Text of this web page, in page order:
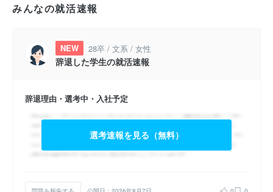
みんなの就活速報
NEW 28卒 / 文系 / 女性
辞退した学生の就活速報
辞退理由・選考中・入社予定
選考速報を見る（無料）